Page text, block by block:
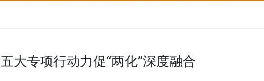
大专项行动力促“两化”深度融合